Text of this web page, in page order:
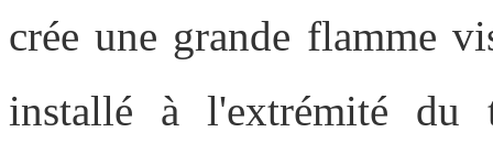
crée une grande flamme
installé à l'extrémité